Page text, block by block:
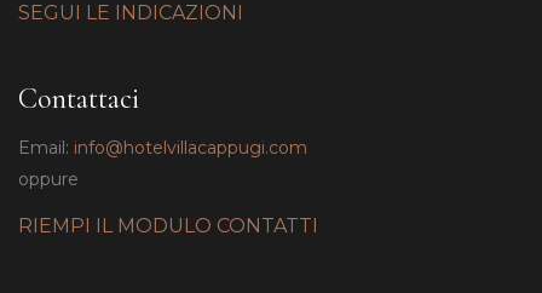
SEGUI LE INDICAZIONI
Contattaci
Email: info@hotelvillacappugi.com
oppure
RIEMPI IL MODULO CONTATTI